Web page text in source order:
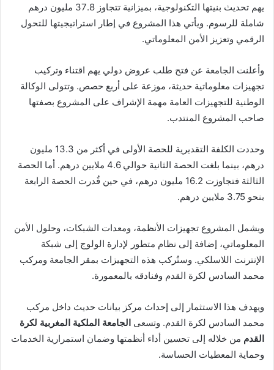
يهم تحديث بنيتها التكنولوجية، بميزانية تتجاوز 37.8 مليون درهم
شاملة للرسوم. ويأتي هذا المشروع في إطار استراتيجيتها للتحول
الرقمي وتعزيز الأمن المعلوماتي.
وأعلنت الجامعة عن فتح طلب عروض دولي يهم اقتناء وتركيب
تجهيزات معلوماتية حديثة، موزعة على أربع حصص. وتتولى الوكالة
الوطنية للتجهيزات العامة مهمة الإشراف على المشروع بصفتها
صاحب المشروع المنتدب.
وحددت الكلفة التقديرية للحصة الأولى في أكثر من 13.3 مليون
درهم، بينما بلغت الحصة الثانية حوالي 4.6 ملايين درهم. أما الحصة
الثالثة فتجاوزت 16.2 مليون درهم، في حين قُدرت الحصة الرابعة
بنحو 3.75 ملايين درهم.
ويشمل المشروع تجهيزات الأنظمة، ومعدات الشبكات، وحلول الأمن
المعلوماتي، إضافة إلى نظام متطور لإدارة الولوج إلى شبكة
الإنترنت اللاسلكي. وستُركب هذه التجهيزات بمقر الجامعة ومركب
محمد السادس لكرة القدم وفنادقه بالمعمورة.
ويهدف هذا الاستثمار إلى إحداث مركز بيانات حديث داخل مركب
محمد السادس لكرة القدم. وتسعى الجامعة الملكية المغربية لكرة
القدم من خلاله إلى تحسين أداء أنظمتها وضمان استمرارية الخدمات
وحماية المعطيات الحساسة.